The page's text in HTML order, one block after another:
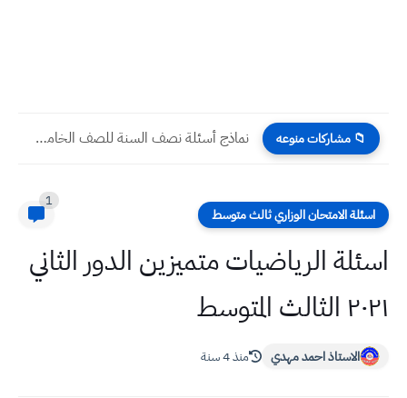
📁 مشاركات منوعه نماذج أسئلة نصف السنة للصف الخامس العلمي جميع المواد
اسئلة الامتحان الوزاري ثالث متوسط
1
اسئلة الرياضيات متميزين الدور الثاني
٢٠٢١ الثالث المتوسط
الاستاذ احمد مهدي منذ 4 سنة